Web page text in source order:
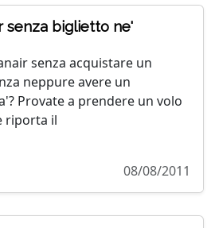
senza biglietto ne'
senza acquistare un
neppure avere un
Provate a prendere un volo
riporta il
08/08/2011